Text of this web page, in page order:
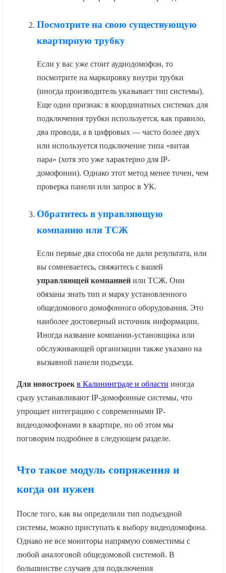
Посмотрите на свою существующую
квартирную трубку
Если у вас уже стоит аудиодомофон, то
посмотрите на маркировку внутри трубки
(иногда производитель указывает тип системы).
Еще один признак: в координатных системах для
подключения трубки используется, как правило,
два провода, а в цифровых — часто более двух
или используется подключение типа «витая
пара» (хотя это уже характерно для IP-
домофонии). Однако этот метод менее точен, чем
проверка панели или запрос в УК.
Обратитесь в управляющую
компанию или ТСЖ
Если первые два способа не дали результата, или
вы сомневаетесь, свяжитесь с вашей
управляющей компанией или ТСЖ. Они
обязаны знать тип и марку установленного
общедомового домофонного оборудования. Это
наиболее достоверный источник информации.
Иногда название компании-установщика или
обслуживающей организации также указано на
вызывной панели подъезда.
Для новостроек в Калининграде и области иногда
сразу устанавливают IP-домофонные системы, что
упрощает интеграцию с современными IP-
видеодомофонами в квартире, но об этом мы
поговорим подробнее в следующем разделе.
Что такое модуль сопряжения и
когда он нужен
После того, как вы определили тип подъездной
системы, можно приступать к выбору видеодомофона.
Однако не все мониторы напрямую совместимы с
любой аналоговой общедомовой системой. В
большинстве случаев для подключения